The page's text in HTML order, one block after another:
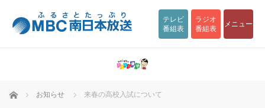
テレビ
番組表
ラジオ
番組表
メニュー
ホーム お知らせ 来春の高校入試について